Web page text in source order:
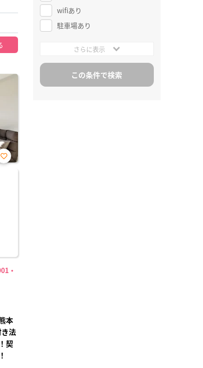
・
お気
本
法
契
wifiあり
駐車場あり
さらに表示